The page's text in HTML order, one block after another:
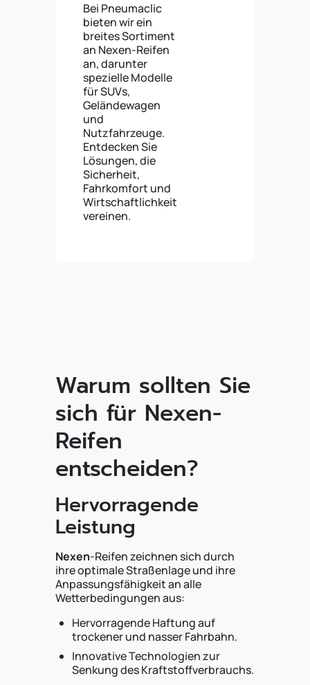
Bei Pneumaclic
bieten wir ein
breites Sortiment
an Nexen-Reifen
an, darunter
spezielle Modelle
für SUVs,
Geländewagen
und
Nutzfahrzeuge.
Entdecken Sie
Lösungen, die
Sicherheit,
Fahrkomfort und
Wirtschaftlichkeit
vereinen.
Warum sollten Sie
sich für Nexen-
Reifen
entscheiden?
Hervorragende
Leistung
Nexen-Reifen zeichnen sich durch
ihre optimale Straßenlage und ihre
Anpassungsfähigkeit an alle
Wetterbedingungen aus:
Hervorragende Haftung auf
trockener und nasser Fahrbahn.
Innovative Technologien zur
Senkung des Kraftstoffverbrauchs.